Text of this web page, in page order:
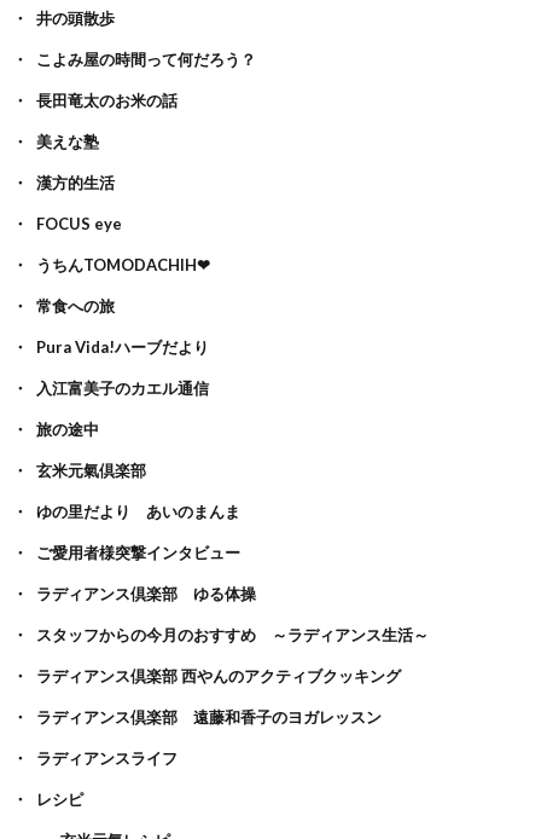
井の頭散歩
こよみ屋の時間って何だろう？
長田竜太のお米の話
美えな塾
漢方的生活
FOCUS eye
うちんTOMODACHIH❤
常食への旅
Pura Vida!ハーブだより
入江富美子のカエル通信
旅の途中
玄米元氣倶楽部
ゆの里だより あいのまんま
ご愛用者様突撃インタビュー
ラディアンス倶楽部 ゆる体操
スタッフからの今月のおすすめ ～ラディアンス生活～
ラディアンス倶楽部 西やんのアクティブクッキング
ラディアンス倶楽部 遠藤和香子のヨガレッスン
ラディアンスライフ
レシピ